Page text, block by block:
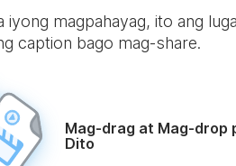
iyong magpahayag, ito ang
caption bago mag-share.
Mag-drag at Mag-drop
Dito